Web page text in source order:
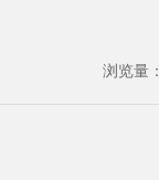
浏览量：